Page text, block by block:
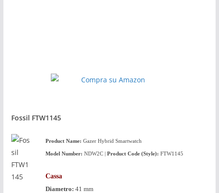
Fossil FTW1145
ProductName: Gazer Hybrid Smartwatch
Model Number: NDW2C | Product Code (Style): FTW1145
Cassa
Diametro: 41 mm